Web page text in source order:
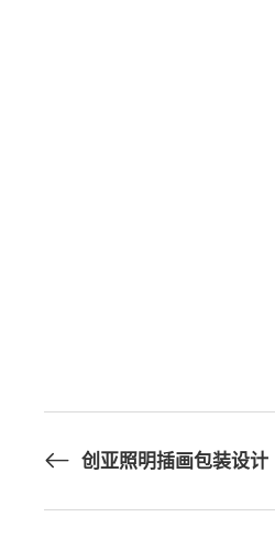
创亚照明插画包装设计